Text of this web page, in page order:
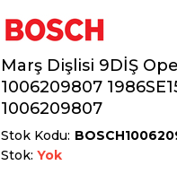
Marş Dişlisi 9DİŞ
1006209807
1006209807
Stok Kodu
Stok: Yok